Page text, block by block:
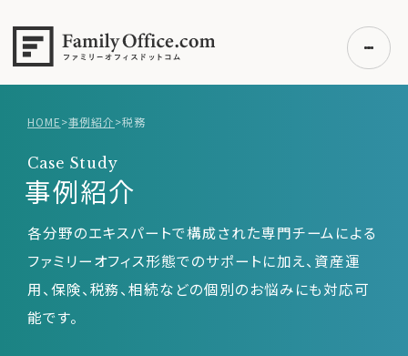
ご利用の流れ・プラン
事例紹介
エキスパート一覧
無料講座
HOME>事例紹介>税務
Case Study
事例紹介
各分野のエキスパートで構成された専門チームによる
ファミリーオフィス形態でのサポートに加え、資産運
用、保険、税務、相続などの個別のお悩みにも対応可
能です。